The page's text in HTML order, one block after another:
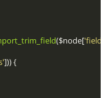
($node[
])) {